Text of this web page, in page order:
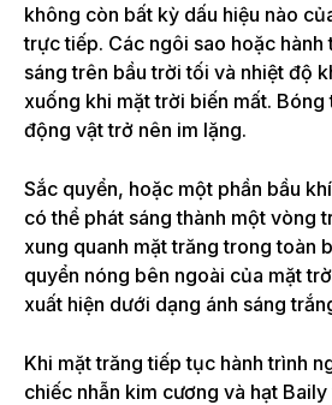
không còn bất kỳ dấu hiệu nào
trực tiếp. Các ngôi sao hoặc hành
sáng trên bầu trời tối và nhiệt độ
xuống khi mặt trời biến mất.
động vật trở nên im lặng.
Sắc quyển, hoặc một phần bầu
có thể phát sáng thành một vòng
xung quanh mặt trăng trong toàn
quyển nóng bên ngoài của mặt
xuất hiện dưới dạng ánh sáng
Khi mặt trăng tiếp tục hành trình
chiếc nhẫn kim cương và hạt